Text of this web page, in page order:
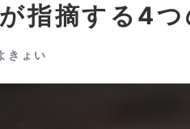
指摘する4つ
きょい